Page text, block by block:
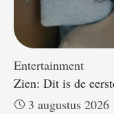
Entertainment
Zien: Dit is de
3 augustus 2026